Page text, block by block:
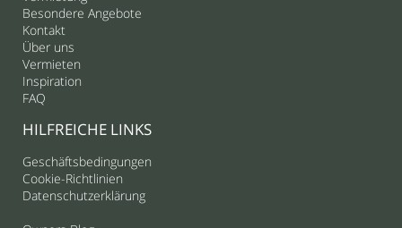
Besondere Angebote
Kontakt
Über uns
Vermieten
Inspiration
FAQ
HILFREICHE LINKS
Geschäftsbedingungen
Cookie-Richtlinien
Datenschutzerklärung